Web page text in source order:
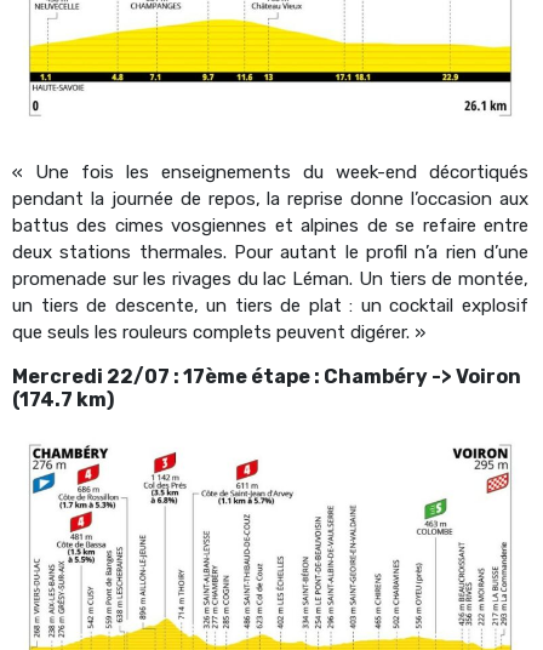
« Une fois les enseignements du week-end décortiqués
pendant la journée de repos, la reprise donne l’occasion aux
battus des cimes vosgiennes et alpines de se refaire entre
deux stations thermales. Pour autant le profil n’a rien d’une
promenade sur les rivages du lac Léman. Un tiers de montée,
un tiers de descente, un tiers de plat : un cocktail explosif
que seuls les rouleurs complets peuvent digérer. »
Mercredi 22/07 : 17ème étape : Chambéry -> Voiron
(174.7 km)